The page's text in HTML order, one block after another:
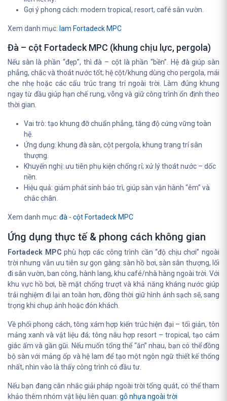
Gợi ý phong cách: modern tropical, resort, café sân vườn.
Xem danh mục: lam Fortadeck MPC
Đà – cột Fortadeck MPC (khung chịu lực, pergola)
Nếu sàn là phần “đẹp”, thì đà – cột là phần “bền”. Hệ đà giúp sàn
phẳng, chắc và thoát nước tốt; hệ cột/khung dùng cho pergola, mái
che nhẹ hoặc các cấu trúc trang trí ngoài trời. Làm đúng khung
ngay từ đầu giúp hạn chế rung, võng và giữ công trình ổn định theo
thời gian.
Vai trò: tạo khung đỡ chuẩn phẳng, tăng độ cứng vững toàn
hệ.
Ứng dụng: khung đà sàn, cột pergola, khung trang trí sân
thượng.
Khuyến nghị: ưu tiên phụ kiện chống rỉ; xử lý thoát nước – dốc
nền.
Hiệu quả: giảm phát sinh bảo trì, giúp sàn vận hành “êm” và
chắc chân.
Xem danh mục: đà - cột Fortadeck MPC
Ứng dụng thực tế & phong cách không gian
Fortadeck MPC phù hợp các công trình cần “độ chịu chơi” ngoài
trời nhưng vẫn ưu tiên sự gọn gàng: sàn hồ bơi, sàn sân thượng, lối
đi sân vườn, ban công, hành lang, khu café/nhà hàng ngoài trời. Với
khu vực hồ bơi, bề mặt chống trượt và khả năng kháng nước giúp
trải nghiệm đi lại an toàn hơn, đồng thời giữ hình ảnh sạch sẽ, sang
trọng khi chụp ảnh hoặc đón khách.
Về phối phong cách, tông xám hợp kiến trúc hiện đại – tối giản, tôn
mảng xanh và vật liệu đá; tông nâu hợp resort – tropical, tạo cảm
giác ấm và gần gũi. Nếu muốn tổng thể “ăn” nhau, bạn có thể đồng
bộ sàn với mảng ốp và hệ lam để tạo một ngôn ngữ thiết kế thống
nhất, nhìn vào là thấy công trình có đầu tư.
Nếu bạn đang cân nhắc giải pháp ngoài trời tổng quát, có thể tham
khảo thêm nhóm vật liệu liên quan: gỗ nhựa ngoài trời